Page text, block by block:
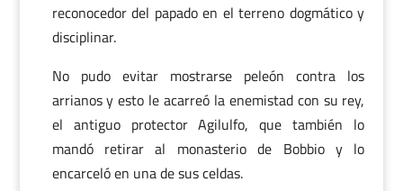
reconocedor del papado en el terreno dogmático y
disciplinar.
No pudo evitar mostrarse peleón contra los
arrianos y esto le acarreó la enemistad con su rey,
el antiguo protector Agilulfo, que también lo
mandó retirar al monasterio de Bobbio y lo
encarceló en una de sus celdas.